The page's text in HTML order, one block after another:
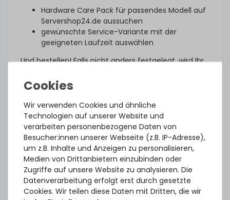
Hardware Care Pack für passendes Modell auf
Servershop24.de aussuchen
gewünschte Service-Variante mit der
geeigneten Laufzeit auswählen
Und bestellen! Falls nicht anders festgelegt, wird Ihr
Lieferung automatisch aktiviert.
Was noch?
Das angebotene Hardware Care Pack erweitert Ihren
Schutz. Ihre gesetzlichen Gewährleistungsrechte
und ggf. am Artikel vorhandene Garantien bleiben
davon unberührt. Sie erhalten im Falle eines
Problems, unabhängig, ob ein Servicefall eintritt
oder ob das Hardware Care Pack in Anspruch
genommen wird, im Rahmen der jeweiligen
Regelungen natürlich unsere Unterstützung.
Wir verwenden Cookies und ähnliche
Technologien auf unserer Website und
verarbeiten personenbezogene Daten von
Besucher:innen unserer Webseite (z.B. IP-Adresse),
um z.B. Inhalte und Anzeigen zu personalisieren,
Medien von Drittanbietern einzubinden oder
Zugriffe auf unsere Website zu analysieren. Die
Datenverarbeitung erfolgt erst durch gesetzte
Cookies. Wir teilen diese Daten mit Dritten, die wir